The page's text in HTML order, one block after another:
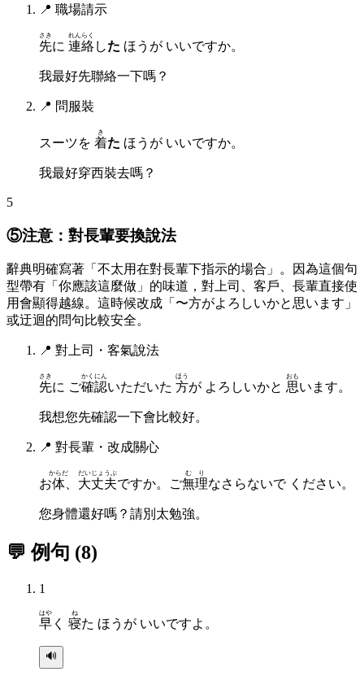
📍 職場請示
先
さき
に 連絡
れんらく
した ほうが いいですか。
我最好先聯絡一下嗎？
📍 問服裝
スーツを 着
き
た ほうが いいですか。
我最好穿西裝去嗎？
5
⑤注意：對長輩要換說法
辭典明確寫著「不太用在對長輩下指示的場合」。因為這個句
型帶有「你應該這麼做」的味道，對上司、客戶、長輩直接使
用會顯得越線。這時候改成「〜方がよろしいかと思います」
或迂迴的問句比較安全。
📍 對上司・客氣說法
先
さき
に ご確認
かくにん
いただいた 方
ほう
が よろしいかと 思
おも
います。
我想您先確認一下會比較好。
📍 對長輩・改成關心
お体
からだ
大丈夫
だいじょうぶ
ですか。ご無理
むり
なさらないで ください。
您身體還好嗎？請別太勉強。
💬 例句 (8)
1
早
はや
く 寝
ね
た ほうが いいですよ。
🔊